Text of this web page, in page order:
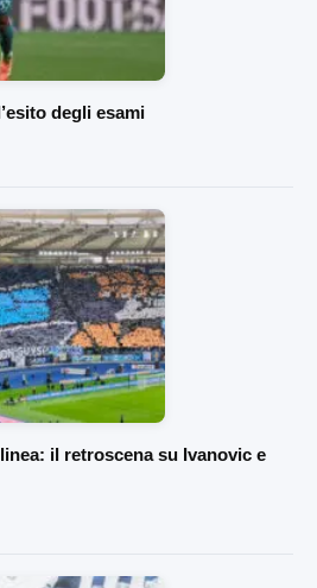
degli esami
il retroscena su Ivanovic e